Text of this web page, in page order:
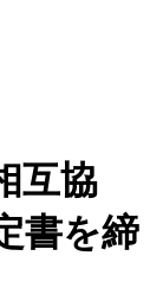
互協
書を締